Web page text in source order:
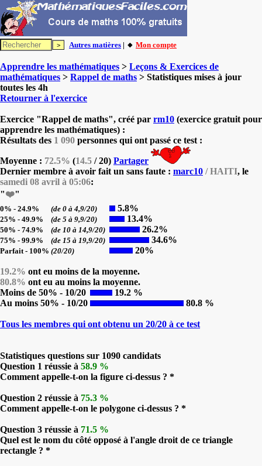
Autres matières | 🔸 Mon compte
Apprendre les mathématiques > Leçons & Exercices de
mathématiques > Rappel de maths > Statistiques mises à jour
toutes les 4h
Retourner à l'exercice
Exercice "Rappel de maths", créé par rm10 (exercice gratuit pour
apprendre les mathématiques) :
Résultats des 1 090 personnes qui ont passé ce test :
Moyenne : 72.5% (14.5 / 20) Partager
Dernier membre à avoir fait un sans faute : marc10 / HAITI, le
samedi 08 avril à 05:06:
"❤️"
0% - 24.9% (de 0 à 4,9/20) 5.8%
25% - 49.9% (de 5 à 9,9/20) 13.4%
50% - 74.9% (de 10 à 14,9/20) 26.2%
75% - 99.9% (de 15 à 19,9/20) 34.6%
Parfait - 100% (20/20) 20%
19.2% ont eu moins de la moyenne.
80.8% ont eu au moins la moyenne.
Moins de 50% - 10/20
19.2 %
Au moins 50% - 10/20
80.8 %
Tous les membres qui ont obtenu un 20/20 à ce test
Statistiques questions sur 1090 candidats
Question 1 réussie à 58.9 %
Comment appelle-t-on la figure ci-dessus ? *
Question 2 réussie à 75.3 %
Comment appelle-t-on le polygone ci-dessus ? *
Question 3 réussie à 71.5 %
Quel est le nom du côté opposé à l'angle droit de ce triangle
rectangle ? *